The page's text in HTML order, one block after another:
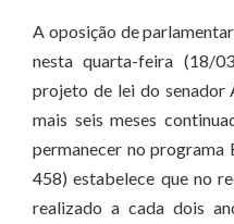
A oposição de
nesta quarta-feira (18/
projeto de lei do senador
mais seis meses
permanecer no programa
458) estabelece que no
realizado a cada dois